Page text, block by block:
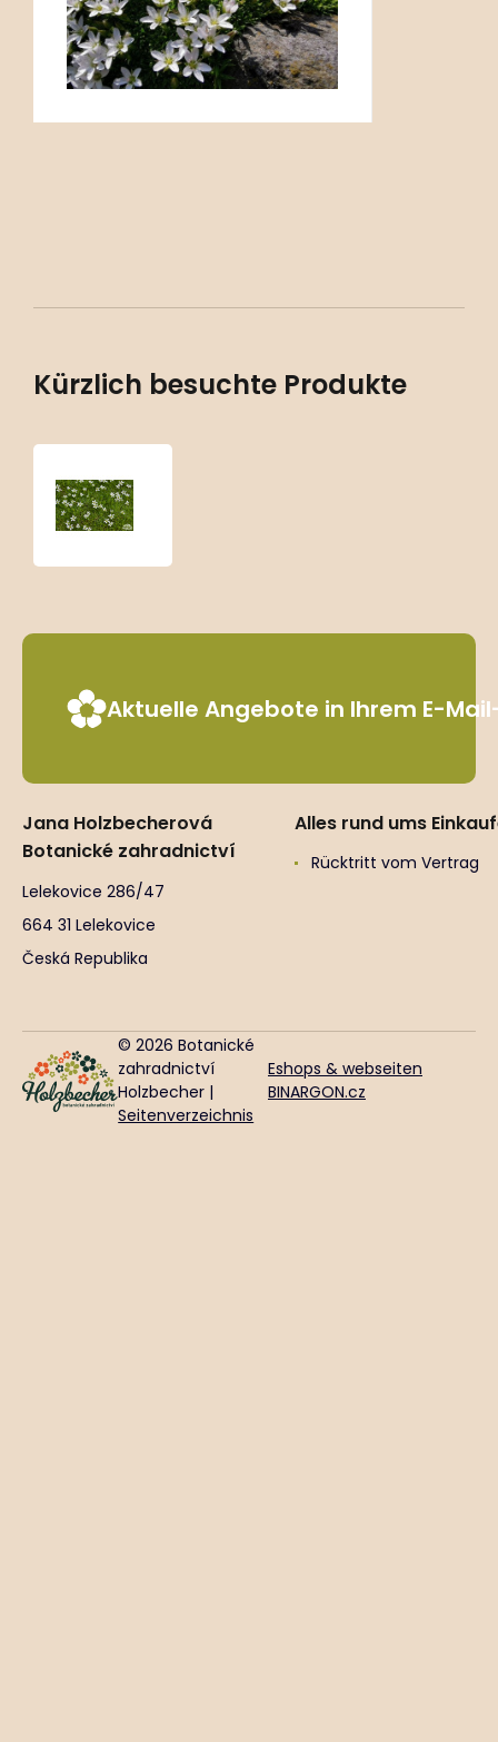
Alpinum, SF1-2 - Felsspal
Kürzlich besuchte Produkte
Aktuelle Angebote in Ihrem E-
Jana Holzbecherová
Botanické zahradnictví
Lelekovice 286/47
664 31 Lelekovice
Česká Republika
Alles rund ums
Rücktritt vom Vertrag
© 2026 Botanické
zahradnictví
Holzbecher |
Seitenverzeichnis
Eshops & webseiten
BINARGON.cz